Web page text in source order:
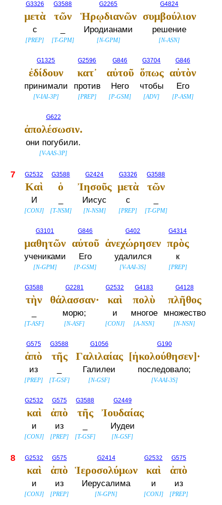
G3326
μετὰ
с
[PREP]
G3588
τῶν
[T-GPM]
G2265
Ἡρῳδιανῶν
Иродианами
[N-GPM]
G4824
συμβούλιον
решение
[N-ASN]
G1325
ἐδίδουν
принимали
[V-IAI-3P]
G2596
κατ᾽
против
[PREP]
G846
αὐτοῦ
Него
[P-GSM]
G3704
ὅπως
чтобы
[ADV]
G846
αὐτὸν
Его
[P-ASM]
G622
ἀπολέσωσιν.
они погубили.
[V-AAS-3P]
7 G2532
Καὶ
И
[CONJ]
G3588
ὁ
[T-NSM]
G2424
Ἰησοῦς
Иисус
[N-NSM]
G3326
μετὰ
с
[PREP]
G3588
τῶν
[T-GPM]
G3101
μαθητῶν
учениками
[N-GPM]
G846
αὐτοῦ
Его
[P-GSM]
G402
ἀνεχώρησεν
удалился
[V-AAI-3S]
G4314
πρὸς
к
[PREP]
G3588
τὴν
[T-ASF]
G2281
θάλασσαν·
морю;
[N-ASF]
G2532
καὶ
и
[CONJ]
G4183
πολὺ
многое
[A-NSN]
G4128
πλῆθος
множество
[N-NSN]
G575
ἀπὸ
из
[PREP]
G3588
τῆς
[T-GSF]
G1056
Γαλιλαίας
Галилеи
[N-GSF]
G190
[ἠκολούθησεν]·
последовало;
[V-AAI-3S]
G2532
καὶ
и
[CONJ]
G575
ἀπὸ
из
[PREP]
G3588
τῆς
[T-GSF]
G2449
Ἰουδαίας
Иудеи
[N-GSF]
8 G2532
καὶ
и
[CONJ]
G575
ἀπὸ
из
[PREP]
G2414
Ἱεροσολύμων
Иерусалима
[N-GPN]
G2532
καὶ
и
[CONJ]
G575
ἀπὸ
из
[PREP]